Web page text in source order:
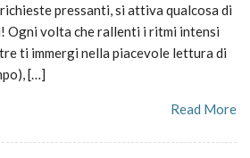
pressanti, si attiva qualcosa di
Ogni volta che rallenti i ritmi intensi
ti immergi nella piacevole lettura di
[…]
Read More